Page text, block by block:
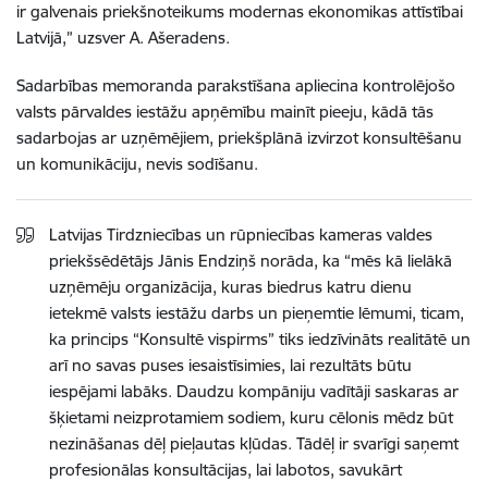
ir galvenais priekšnoteikums modernas ekonomikas attīstībai
Latvijā,” uzsver A. Ašeradens.
Sadarbības memoranda parakstīšana apliecina kontrolējošo
valsts pārvaldes iestāžu apņēmību mainīt pieeju, kādā tās
sadarbojas ar uzņēmējiem, priekšplānā izvirzot konsultēšanu
un komunikāciju, nevis sodīšanu.
Latvijas Tirdzniecības un rūpniecības kameras valdes
priekšsēdētājs Jānis Endziņš norāda, ka “mēs kā lielākā
uzņēmēju organizācija, kuras biedrus katru dienu
ietekmē valsts iestāžu darbs un pieņemtie lēmumi, ticam,
ka princips “Konsultē vispirms” tiks iedzīvināts realitātē un
arī no savas puses iesaistīsimies, lai rezultāts būtu
iespējami labāks. Daudzu kompāniju vadītāji saskaras ar
šķietami neizprotamiem sodiem, kuru cēlonis mēdz būt
nezināšanas dēļ pieļautas kļūdas. Tādēļ ir svarīgi saņemt
profesionālas konsultācijas, lai labotos, savukārt